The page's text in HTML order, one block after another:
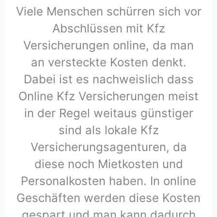
Viele Menschen schürren sich vor
Abschlüssen mit Kfz
Versicherungen online, da man
an versteckte Kosten denkt.
Dabei ist es nachweislich dass
Online Kfz Versicherungen meist
in der Regel weitaus günstiger
sind als lokale Kfz
Versicherungsagenturen, da
diese noch Mietkosten und
Personalkosten haben. In online
Geschäften werden diese Kosten